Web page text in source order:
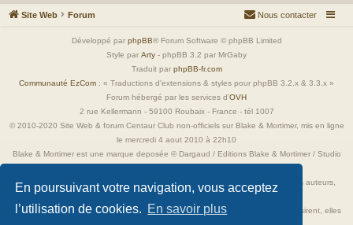
En poursuivant votre navigation, vous acceptez
l’utilisation de cookies. En savoir plus
Site Web Forum Nous contacter
Développé par phpBB® Forum Software © phpBB Limited
Style par Arty - phpBB 3.2 par MrGaby
Traduit par phpBB-fr.com
Communauté EzCom : « Traductions d'extensions & styles pour phpBB 3.2.x & 3.3.x »
Forum hébergé par les services d’OVH
2 rue Kellermann - 59100 Roubaix - France - tél 1007
© 2010-2020 Site Web & forum Centaur Club non-officiels sur Blake & Mortimer, mis en ligne
le mercredi 4 aout 2010 à 22h10
Blake & Mortimer est une marque deposée © Dargaud / Editions Blake & Mortimer / Studio
Toutes les images incluses dans ces pages sont la propriété exclusive de leurs auteurs,
ayant droits et/ou éditeurs.
Elles ne sont ici qu'à titre de référence ou d'illustration. Si les propriétaires le désirent, elles